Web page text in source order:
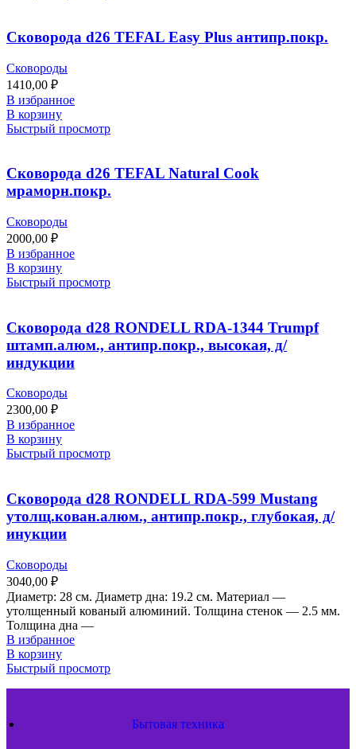
Сковорода d26 TEFAL Easy Plus антипр.покр.
Сковороды
1410,00 ₽
В избранное
В корзину
Быстрый просмотр
Сковорода d26 TEFAL Natural Cook
мраморн.покр.
Сковороды
2000,00 ₽
В избранное
В корзину
Быстрый просмотр
Сковорода d28 RONDELL RDA-1344 Trumpf
штамп.алюм., антипр.покр., высокая, д/
индукции
Сковороды
2300,00 ₽
В избранное
В корзину
Быстрый просмотр
Сковорода d28 RONDELL RDA-599 Mustang
утолщ.кован.алюм., антипр.покр., глубокая, д/
инукции
Сковороды
3040,00 ₽
Диаметр: 28 см. Диаметр дна: 19.2 см. Материал —
утолщенный кованый алюминий. Толщина стенок — 2.5 мм.
Толщина дна —
В избранное
В корзину
Быстрый просмотр
Бытовая техника